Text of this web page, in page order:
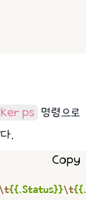
ps 명령으로
.
\t{{.Status}}\t
Copy